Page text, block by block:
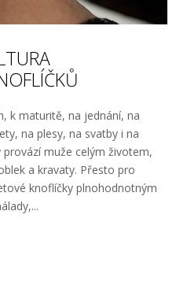
k maturitě, na jednání, na
na plesy, na svatby i na
muže celým životem,
a kravaty. Přesto pro
knoflíčky plnohodnotným